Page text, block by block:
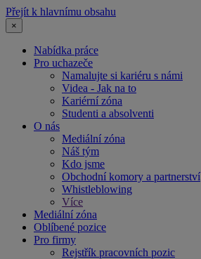
Přejít k hlavnímu obsahu
×
Nabídka práce
Pro uchazeče
Namalujte si kariéru s námi
Videa - Jak na to
Kariérní zóna
Studenti a absolventi
O nás
Mediální zóna
Náš tým
Kdo jsme
Obchodní komory a partnerství
Whistleblowing
Více
Mediální zóna
Oblíbené pozice
Pro firmy
Rejstřík pracovních pozic